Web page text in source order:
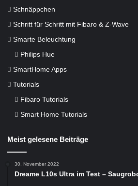
Schnäppchen
Schritt für Schritt mit Fibaro & Z-Wave
Smarte Beleuchtung
Philips Hue
SmartHome Apps
Tutorials
Fibaro Tutorials
Smart Home Tutorials
Meist gelesene Beiträge
30. November 2022
Dreame L10s Ultra im Test –